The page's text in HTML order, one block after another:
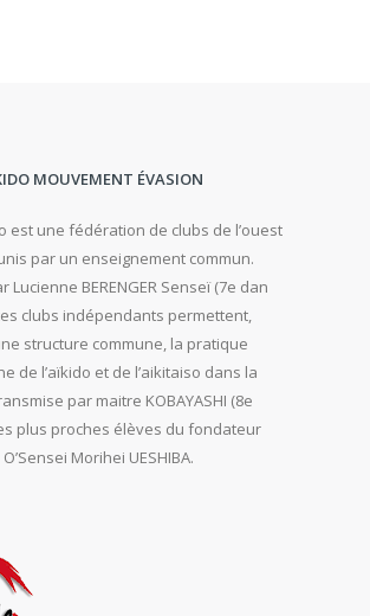
MOUVEMENT ÉVASION
est une fédération de clubs de l’ouest
par un enseignement commun.
Lucienne BERENGER Senseï (7e dan
ces clubs indépendants permettent,
structure commune, la pratique
de l’aïkido et de l’aikitaiso dans la
par maitre KOBAYASHI (8e
plus proches élèves du fondateur
Morihei UESHIBA.